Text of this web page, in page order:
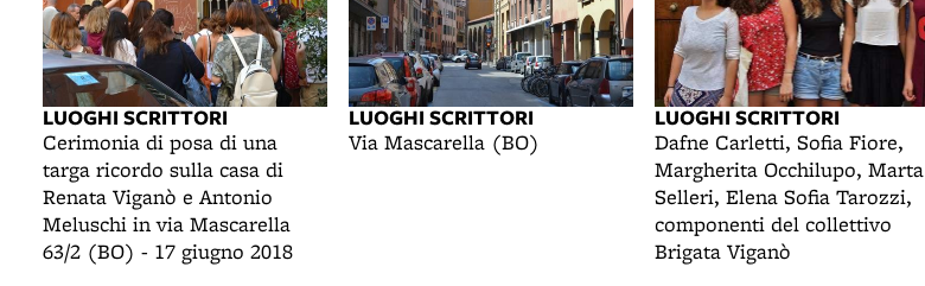
LUOGHI SCRITTORI
Cerimonia di posa di una
targa ricordo sulla casa di
Renata Viganò e Antonio
Meluschi in via Mascarella
63/2 (BO) - 17 giugno 2018
LUOGHI SCRITTORI
Via Mascarella (BO)
LUOGHI SCRITTORI
Dafne Carletti, Sofia Fiore,
Margherita Occhilupo, Marta
Selleri, Elena Sofia Tarozzi,
componenti del collettivo
Brigata Viganò